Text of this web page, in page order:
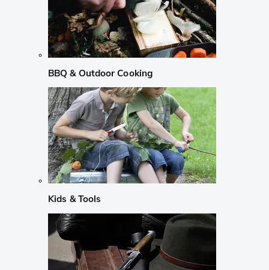
BBQ & Outdoor Cooking
Kids & Tools